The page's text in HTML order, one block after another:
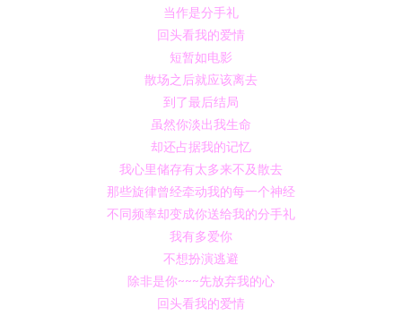
当作是分手礼
回头看我的爱情
短暂如电影
散场之后就应该离去
到了最后结局
虽然你淡出我生命
却还占据我的记忆
我心里储存有太多来不及散去
那些旋律曾经牵动我的每一个神经
不同频率却变成你送给我的分手礼
我有多爱你
不想扮演逃避
除非是你~~~先放弃我的心
回头看我的爱情